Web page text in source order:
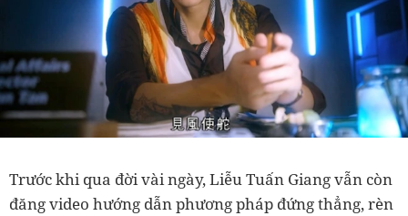
Trước khi qua đời vài ngày, Liễu Tuấn Giang vẫn còn
đăng video hướng dẫn phương pháp đứng thẳng, rèn